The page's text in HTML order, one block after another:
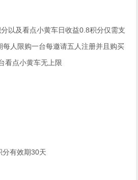
以及看点小黄车日收益0.8积分仅需支
人限购一台每邀请五人注册并且购买
看点小黄车无上限
分有效期30天